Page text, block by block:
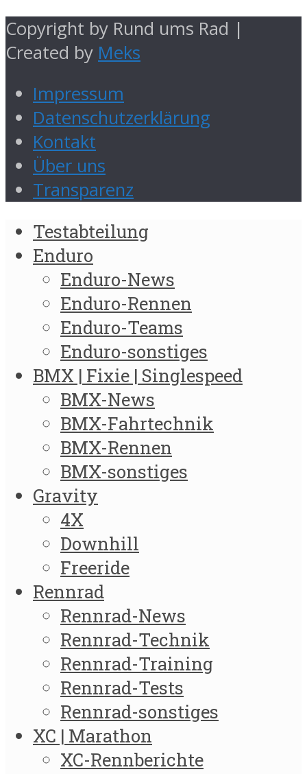
Copyright by Rund ums Rad |
Created by Meks
Impressum
Datenschutzerklärung
Kontakt
Über uns
Transparenz
Testabteilung
Enduro
Enduro-News
Enduro-Rennen
Enduro-Teams
Enduro-sonstiges
BMX | Fixie | Singlespeed
BMX-News
BMX-Fahrtechnik
BMX-Rennen
BMX-sonstiges
Gravity
4X
Downhill
Freeride
Rennrad
Rennrad-News
Rennrad-Technik
Rennrad-Training
Rennrad-Tests
Rennrad-sonstiges
XC | Marathon
XC-Rennberichte